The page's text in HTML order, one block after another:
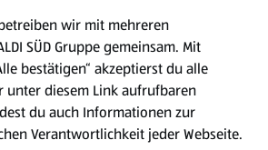
wir mit mehreren
SÜD Gruppe gemeinsam. Mit
bestätigen“ akzeptierst du alle
unter diesem Link aufrufbaren
du auch Informationen zur
Verantwortlichkeit jeder Webseite.